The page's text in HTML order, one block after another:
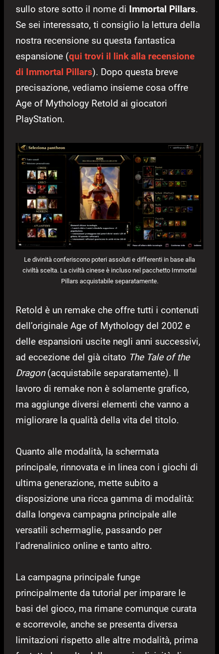
sullo store sotto il nome di Immortal Pillars.
Se sei interessato, ti consiglio la lettura della
nostra recensione su questa fantastica
espansione (qui trovi il link alla recensione
di Immortal Pillars). Dopo questa breve
precisazione, vediamo insieme cosa offre
Age of Mythology Retold ai giocatori
PlayStation.
Le divinità conferiscono poteri assoluti e differenti in base alla
civiltà scelta. La civiltà cinese è incluso nel pacchetto Immortal
Pillars acquistabile separatamente.
Retold è un remake che offre tutti i contenuti
dell’originale Age of Mythology del 2002 e
delle espansioni uscite negli anni successivi,
ad eccezione del già citato The Tale of the
Dragon (acquistabile separatamente). Il
lavoro di remake non è solamente grafico,
ma aggiunge diversi elementi che vanno a
migliorare la qualità della vita del titolo.
Quanto alle modalità, la schermata
principale, rinnovata e in linea con i giochi di
ultima generazione, mette subito a
disposizione una ricca gamma di modalità:
dalla longeva campagna principale alle
versatili schermaglie, passando per
l’adrenalinico online e tanto altro.
La campagna principale funge
principalmente da tutorial per imparare le
basi del gioco, ma rimane comunque curata
e scorrevole, anche se presenta diversa
limitazioni rispetto alle altre modalità, prima